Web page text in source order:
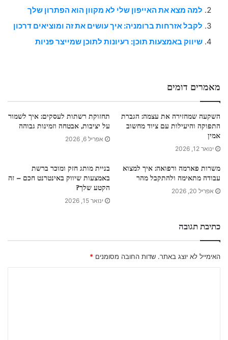
למה מצא את האייפון שלי לא מקוון הוא הפתרון שלך
לקבל אזרחות ברומניה: איך עושים את זה ומוציאים דרכון
שיווק באמצעות תוכן: רעיונות לתוכן שמייצר פניות
מאמרים דומים
השקעה שמחזירה את עצמה: הגברת
התפוקה והיעילות עם ציוד מחשוב
אמין
ינואר 12, 2026
תחזוקת רשתות לעסקים: איך לשמור
על יציבות, אבטחה וזמינות גבוהה
אפריל 6, 2026
משרות פארמה ורפואה: איך למצוא
עבודה מתאימה ולהתקבל מהר
אפריל 20, 2026
בניית מותג חזק ומוכר ברשת
באמצעות שיווק באינטרנט חכם – זה
הקטע שלך?
ינואר 15, 2026
כתיבת תגובה
האימייל לא יוצג באתר. שדות החובה מסומנים *